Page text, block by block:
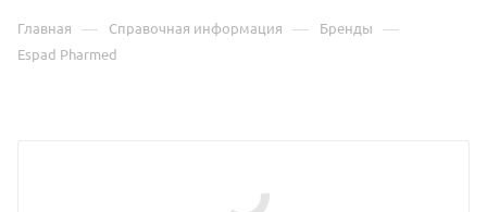
Главная — Справочная информация — Бренды —
Espad Pharmed